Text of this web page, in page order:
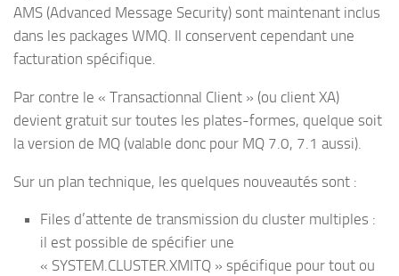
AMS (Advanced Message Security) sont maintenant inclus
dans les packages WMQ. Il conservent cependant une
facturation spécifique.
Par contre le « Transactionnal Client » (ou client XA)
devient gratuit sur toutes les plates-formes, quelque soit
la version de MQ (valable donc pour MQ 7.0, 7.1 aussi).
Sur un plan technique, les quelques nouveautés sont :
Files d’attente de transmission du cluster multiples :
il est possible de spécifier une
« SYSTEM.CLUSTER.XMITQ » spécifique pour tout ou